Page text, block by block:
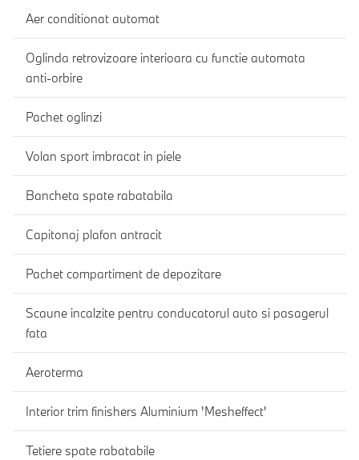
Aer conditionat automat
Oglinda retrovizoare interioara cu functie automata
anti-orbire
Pachet oglinzi
Volan sport imbracat in piele
Bancheta spate rabatabila
Capitonaj plafon antracit
Pachet compartiment de depozitare
Scaune incalzite pentru conducatorul auto si pasagerul
fata
Aeroterma
Interior trim finishers Aluminium 'Mesheffect'
Tetiere spate rabatabile